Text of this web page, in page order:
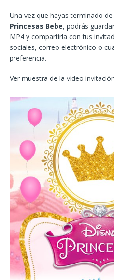
Una vez que hayas terminado
Princesas Bebe, podrás
MP4 y compartirla con tus
sociales, correo electrónico o
preferencia.
Ver muestra de la video